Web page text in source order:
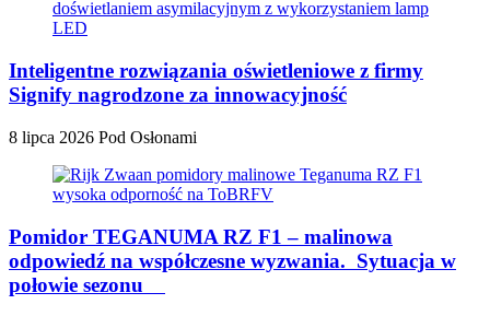
Inteligentne rozwiązania oświetleniowe z firmy
Signify nagrodzone za innowacyjność
8 lipca 2026 Pod Osłonami
Pomidor TEGANUMA RZ F1 – malinowa
odpowiedź na współczesne wyzwania. Sytuacja w
połowie sezonu